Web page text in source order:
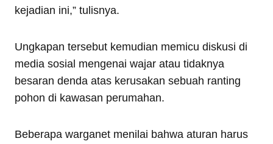
kejadian ini,” tulisnya.
Ungkapan tersebut kemudian memicu diskusi di
media sosial mengenai wajar atau tidaknya
besaran denda atas kerusakan sebuah ranting
pohon di kawasan perumahan.
Beberapa warganet menilai bahwa aturan harus